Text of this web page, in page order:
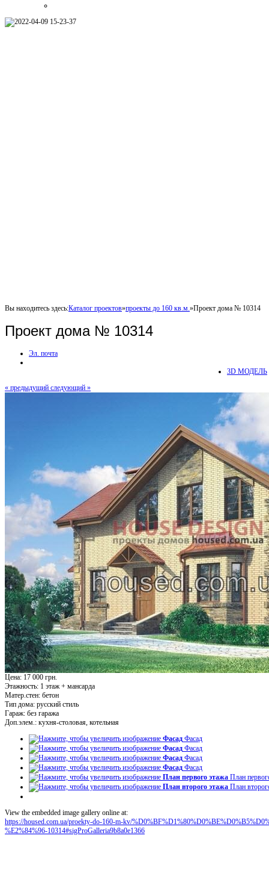
Вы находитесь здесь:Каталог проектов»проекты до 160 кв.м. »Проект дома № 10314
Проект дома № 10314
Эл. почта
3D МОДЕЛЬ
« предыдущий следующий »
Цена: 17 000 грн.
Этажность: 1 этаж + мансарда
Матер.стен: бетон
Тип дома: русский стиль
Гараж: без гаража
Доп.элем.: кухня-столовая, котельная
Фасад Фасад
Фасад Фасад
Фасад Фасад
Фасад Фасад
План первого этажа План
План второго этажа План
View the embedded image gallery online at:
https://housed.com.ua/proekty-do-160-m-kv/
%E2%84%96-10314#sigProGalleria9b8a0e1366